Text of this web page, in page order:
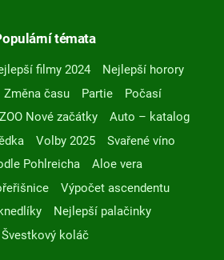
témata
filmy 2024
Nejlepší horory
Změna času Partie
Počasí
ZOO Nové začátky
Auto – katalog
Volby 2025
Svařené víno
Pohlreicha
Aloe vera
Výpočet ascendentu
Nejlepší palačinky
Švestkový koláč